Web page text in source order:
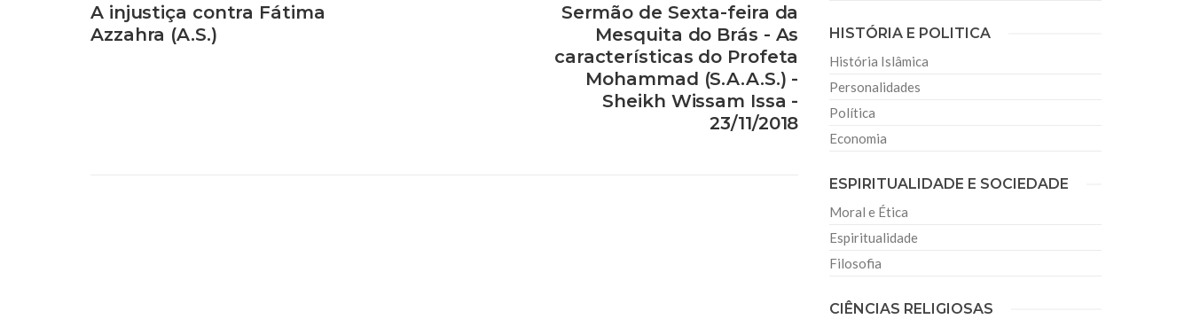
A injustiça contra Fátima
Azzahra (A.S.)
Sermão de Sexta-feira da
Mesquita do Brás - As
características do Profeta
Mohammad (S.A.A.S.) -
Sheikh Wissam Issa -
23/11/2018
HISTÓRIA E POLITICA
História Islâmica
Personalidades
Política
Economia
ESPIRITUALIDADE E SOCIEDADE
Moral e Ética
Espiritualidade
Filosofia
CIÊNCIAS RELIGIOSAS